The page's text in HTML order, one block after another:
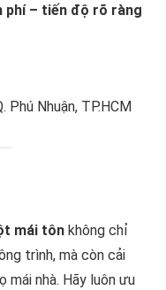
phí – tiến độ rõ ràng
Phú Nhuận, TP.HCM
mái tôn không chỉ
trình, mà còn cải
nhà. Hãy luôn ưu